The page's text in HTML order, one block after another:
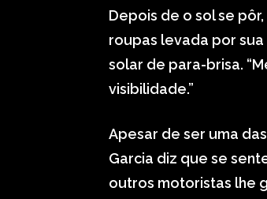
Depois de o sol se
roupas levada por
solar de para-brisa.
visibilidade.”
Apesar de ser uma
Garcia diz que se
outros motoristas lhe